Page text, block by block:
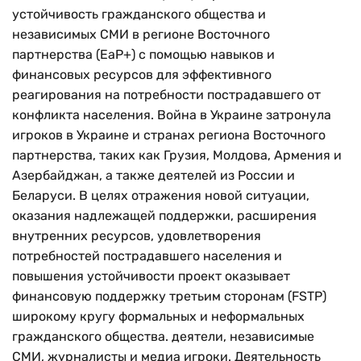
устойчивость гражданского общества и
независимых СМИ в регионе Восточного
партнерства (EaP+) с помощью навыков и
финансовых ресурсов для эффективного
реагирования на потребности пострадавшего от
конфликта населения. Война в Украине затронула
игроков в Украине и странах региона Восточного
партнерства, таких как Грузия, Молдова, Армения и
Азербайджан, а также деятелей из России и
Беларуси. В целях отражения новой ситуации,
оказания надлежащей поддержки, расширения
внутренних ресурсов, удовлетворения
потребностей пострадавшего населения и
повышения устойчивости проект оказывает
финансовую поддержку третьим сторонам (FSTP)
широкому кругу формальных и неформальных
гражданского общества. деятели, независимые
СМИ, журналисты и медиа игроки. Деятельность